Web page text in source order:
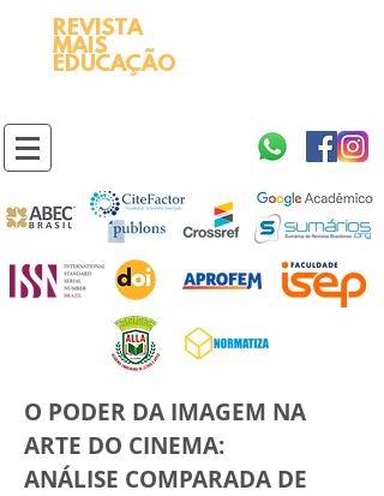
REVISTA
MAIS
EDUCAÇÃO
O PODER DA IMAGEM NA
ARTE DO CINEMA:
ANÁLISE COMPARADA DE